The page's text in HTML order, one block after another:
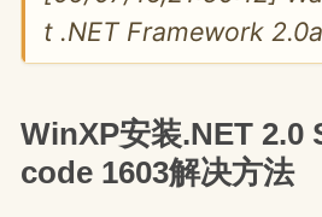
t .NET Framework
WinXP安装.NET 2.0
code 1603解决方法